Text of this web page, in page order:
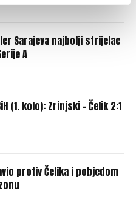
Sarajeva najbolji strijelac
A
(1. kolo): Zrinjski – Čelik 2:1
protiv Čelika i pobjedom